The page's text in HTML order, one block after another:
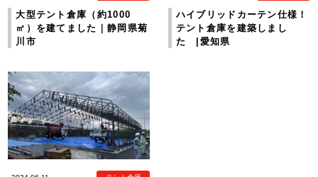
大型テント倉庫（約1000
㎡）を建てました｜静岡県菊
川市
ハイブリッドカーテン仕様！
テント倉庫を建築しまし
た |愛知県